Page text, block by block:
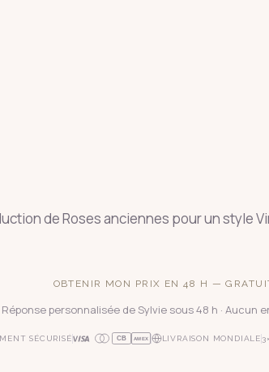
de Roses anciennes pour un style
OBTENIR MON PRIX EN 48 H —
Réponse personnalisée de Sylvie sous 48 h · Aucun
SÉCURISÉ CB AMEX LIVRAISON MONDIALE